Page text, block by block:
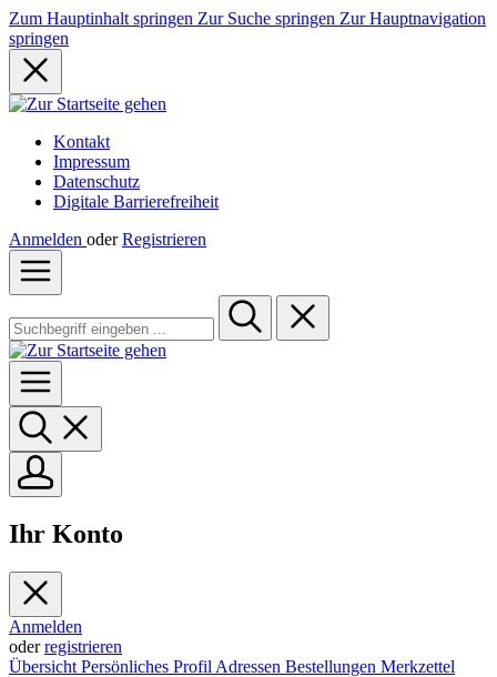
Zum Hauptinhalt springen Zur Suche springen Zur Hauptnavigation
springen
Kontakt
Impressum
Datenschutz
Digitale Barrierefreiheit
Anmelden oder Registrieren
Ihr Konto
Anmelden
oderregistrieren
Übersicht Persönliches Profil Adressen Bestellungen Merkzettel